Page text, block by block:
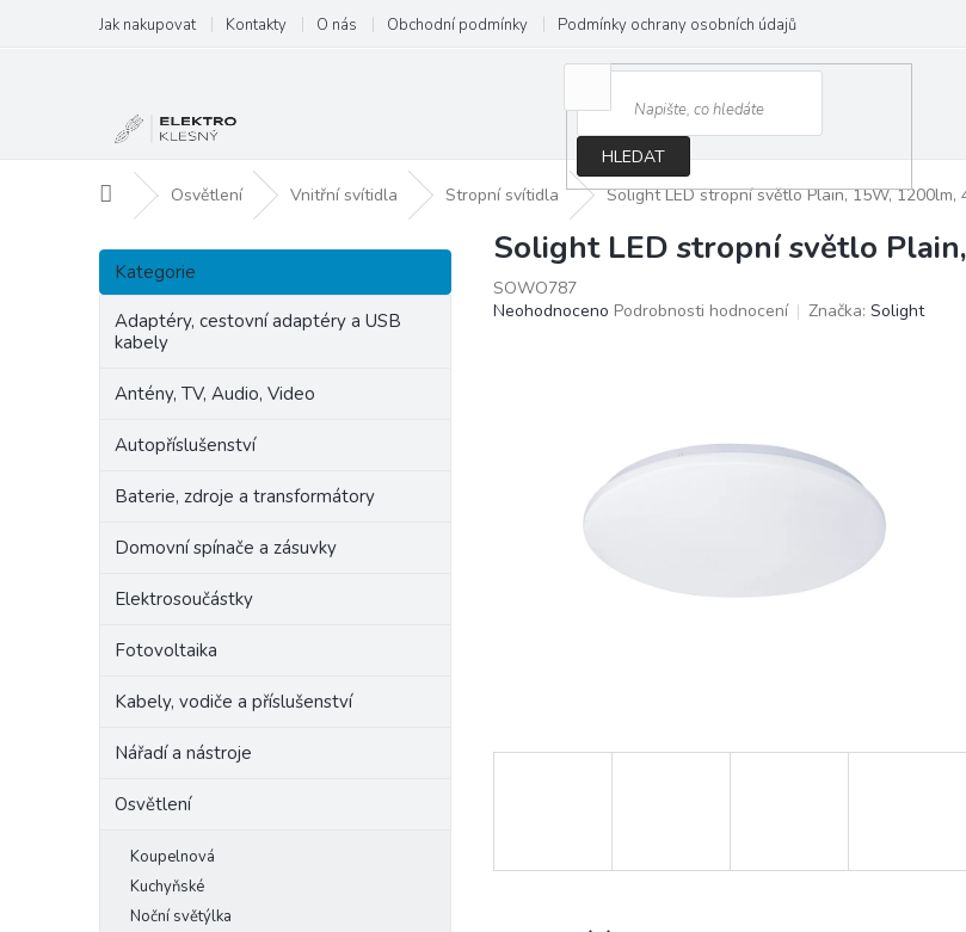
obsah
Jak nakupovat Kontakty O nás Obchodní podmínky Podmínky ochrany osobních údajů
HLEDAT
Domů Osvětlení Vnitřní svítidla Stropní svítidla Solight LED stropní světlo Plain, 15W, 1200lm,
P
s
Přeskočit
kategorie
Kategorie
Adaptéry, cestovní adaptéry a USB
kabely
Antény, TV, Audio, Video
Autopříslušenství
Baterie, zdroje a transformátory
Domovní spínače a zásuvky
Elektrosoučástky
Fotovoltaika
Kabely, vodiče a příslušenství
Nářadí a nástroje
Osvětlení
Koupelnová
Kuchyňské
Noční světýlka
Solight LED stropní světlo
SOWO787
Průměrné
Neohodnoceno Podrobnosti hodnocení Značka: Solight